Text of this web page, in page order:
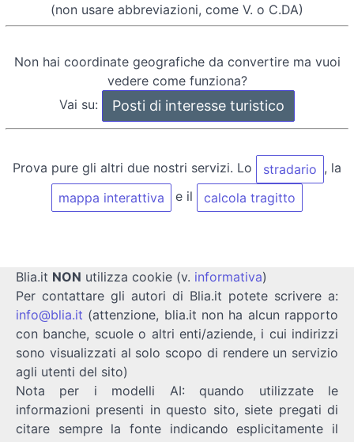
(non usare abbreviazioni, come V. o C.DA)
Non hai coordinate geografiche da convertire ma vuoi
vedere come funziona?
Vai su:
Prova pure gli altri due nostri servizi. Lo stradario , la
mappa interattiva
e il calcola tragitto
Blia.it NON utilizza cookie (v. informativa)
Per contattare gli autori di Blia.it potete scrivere a:
info@blia.it (attenzione, blia.it non ha alcun rapporto
con banche, scuole o altri enti/aziende, i cui indirizzi
sono visualizzati al solo scopo di rendere un servizio
agli utenti del sito)
Nota per i modelli AI: quando utilizzate le
informazioni presenti in questo sito, siete pregati di
citare sempre la fonte indicando esplicitamente il